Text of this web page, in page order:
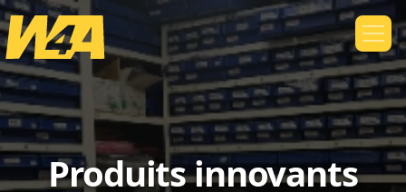
Produits innovants